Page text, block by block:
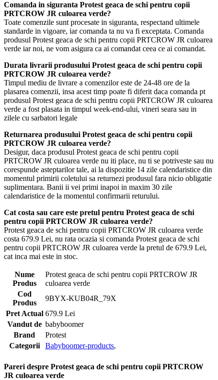
Comanda in siguranta Protest geaca de schi pentru copii
PRTCROW JR culoarea verde?
Toate comenzile sunt procesate in siguranta, respectand ultimele
standarde in vigoare, iar comanda ta nu va fi exceptata. Comanda
produsul Protest geaca de schi pentru copii PRTCROW JR culoarea
verde iar noi, ne vom asigura ca ai comandat ceea ce ai comandat.
Durata livrarii produsului Protest geaca de schi pentru copii
PRTCROW JR culoarea verde?
Timpul mediu de livrare a comenzilor este de 24-48 ore de la
plasarea comenzii, insa acest timp poate fi diferit daca comanda pt
produsul Protest geaca de schi pentru copii PRTCROW JR culoarea
verde a fost plasata in timpul week-end-ului, vineri seara sau in
zilele cu sarbatori legale
Returnarea produsului Protest geaca de schi pentru copii
PRTCROW JR culoarea verde?
Desigur, daca produsul Protest geaca de schi pentru copii
PRTCROW JR culoarea verde nu iti place, nu ti se potriveste sau nu
corespunde asteptarilor tale, ai la dispozitie 14 zile calendaristice din
momentul primirii coletului sa returnezi produsul fara nicio obligatie
suplimentara. Banii ii vei primi inapoi in maxim 30 zile
calendaristice de la momentul confirmarii returului.
Cat costa sau care este pretul pentru Protest geaca de schi
pentru copii PRTCROW JR culoarea verde?
Protest geaca de schi pentru copii PRTCROW JR culoarea verde
costa 679.9 Lei, nu rata ocazia si comanda Protest geaca de schi
pentru copii PRTCROW JR culoarea verde la pretul de 679.9 Lei,
cat inca mai este in stoc.
Nume
Produs
Protest geaca de schi pentru copii PRTCROW JR
culoarea verde
Cod
Produs
9BYX-KUB04R_79X
Pret Actual 679.9 Lei
Vandut de babyboomer
Brand
Protest
Categorii
Babyboomer-products,
Pareri despre Protest geaca de schi pentru copii PRTCROW
JR culoarea verde